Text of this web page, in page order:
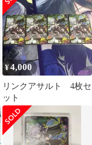
¥4,000
リンクアサルト 4枚セ
ット